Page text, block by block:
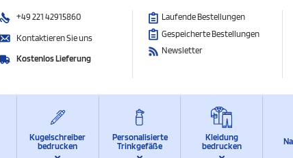
+49 221 42915860
Kontaktieren Sie uns
Kostenlos Lieferung
Laufende Bestellungen
Gespeicherte Bestellungen
Newsletter
Kugelschreiber
bedrucken
Personalisierte
Trinkgefäße
Kleidung
bedrucken